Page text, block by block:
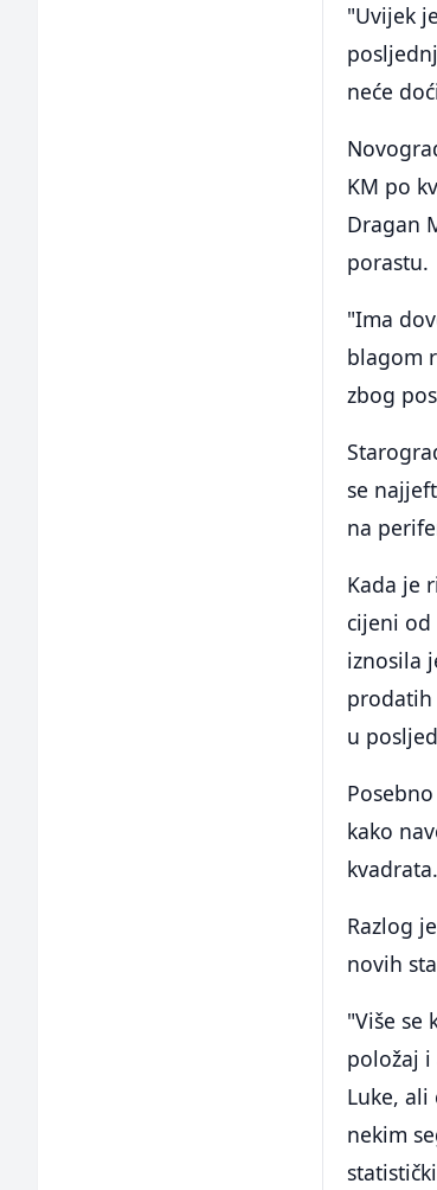
"Uvijek
neće
KM po
Dragan
porastu.
"Ima
blagom
zbog
se
na
Kada je
cijeni od
iznosila
prodatih
u
kako
kvadrata.
Razlog
novih
"Više se
položaj
Luke,
nekim